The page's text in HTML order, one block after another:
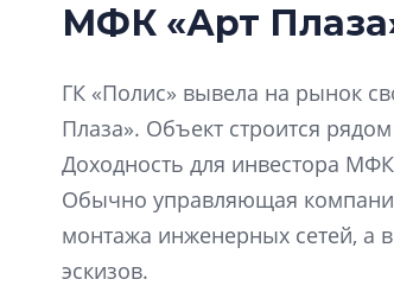
МФК «Арт
ГК «Полис» вывела на рынок
Плаза». Объект строится
Доходность для инвестора
Обычно управляющая
монтажа инженерных сетей, а
эскизов.